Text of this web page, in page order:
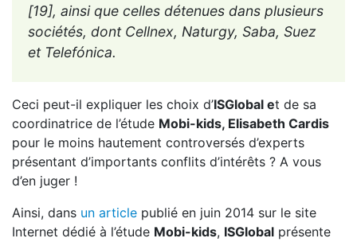
[19], ainsi que celles détenues dans plusieurs
sociétés, dont Cellnex, Naturgy, Saba, Suez
et Telefónica.
Ceci peut-il expliquer les choix d’ISGlobal et de sa
coordinatrice de l’étude Mobi-kids, Elisabeth Cardis
pour le moins hautement controversés d’experts
présentant d’importants conflits d’intérêts ? A vous
d’en juger !
Ainsi, dans un article publié en juin 2014 sur le site
Internet dédié à l’étude Mobi-kids, ISGlobal présente